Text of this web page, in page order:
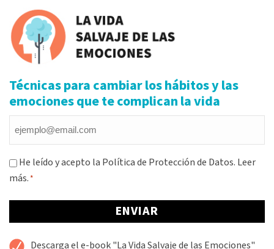
Técnicas para cambiar los hábitos y las
emociones que te complican la vida
Consentimiento
*
He leído y acepto la Política de Protección de Datos. Leer
más.*
Alternative:
Descarga el e-book "La Vida Salvaje de las Emociones"